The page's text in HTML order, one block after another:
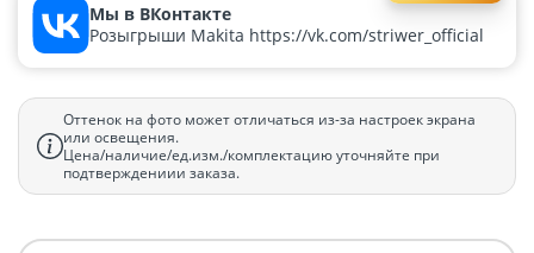
Мы в ВКонтакте
Розыгрыши Makita https://vk.com/striwer_official
Оттенок на фото может отличаться из-за настроек экрана
или освещения.
Цена/наличие/ед.изм./комплектацию уточняйте при
подтверждениии заказа.